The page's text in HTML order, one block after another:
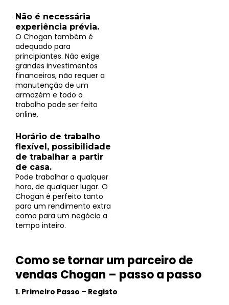
Não é necessária
experiência prévia.
O Chogan também é
adequado para
principiantes. Não exige
grandes investimentos
financeiros, não requer a
manutenção de um
armazém e todo o
trabalho pode ser feito
online.
Horário de trabalho
flexível, possibilidade
de trabalhar a partir
de casa.
Pode trabalhar a qualquer
hora, de qualquer lugar. O
Chogan é perfeito tanto
para um rendimento extra
como para um negócio a
tempo inteiro.
Como se tornar um parceiro de
vendas Chogan – passo a passo
1. Primeiro Passo – Registo